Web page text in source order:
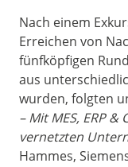
Nach einem
Erreichen von
fünfköpfigen
aus
wurden, folgten
– Mit MES, ERP
vernetzten
Hammes,